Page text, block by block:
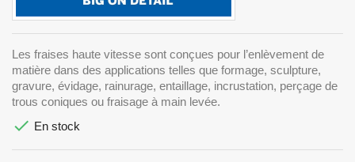
Les fraises haute vitesse sont conçues pour l’enlèvement de
matière dans des applications telles que formage, sculpture,
gravure, évidage, rainurage, entaillage, incrustation, perçage de
trous coniques ou fraisage à main levée.
 En stock